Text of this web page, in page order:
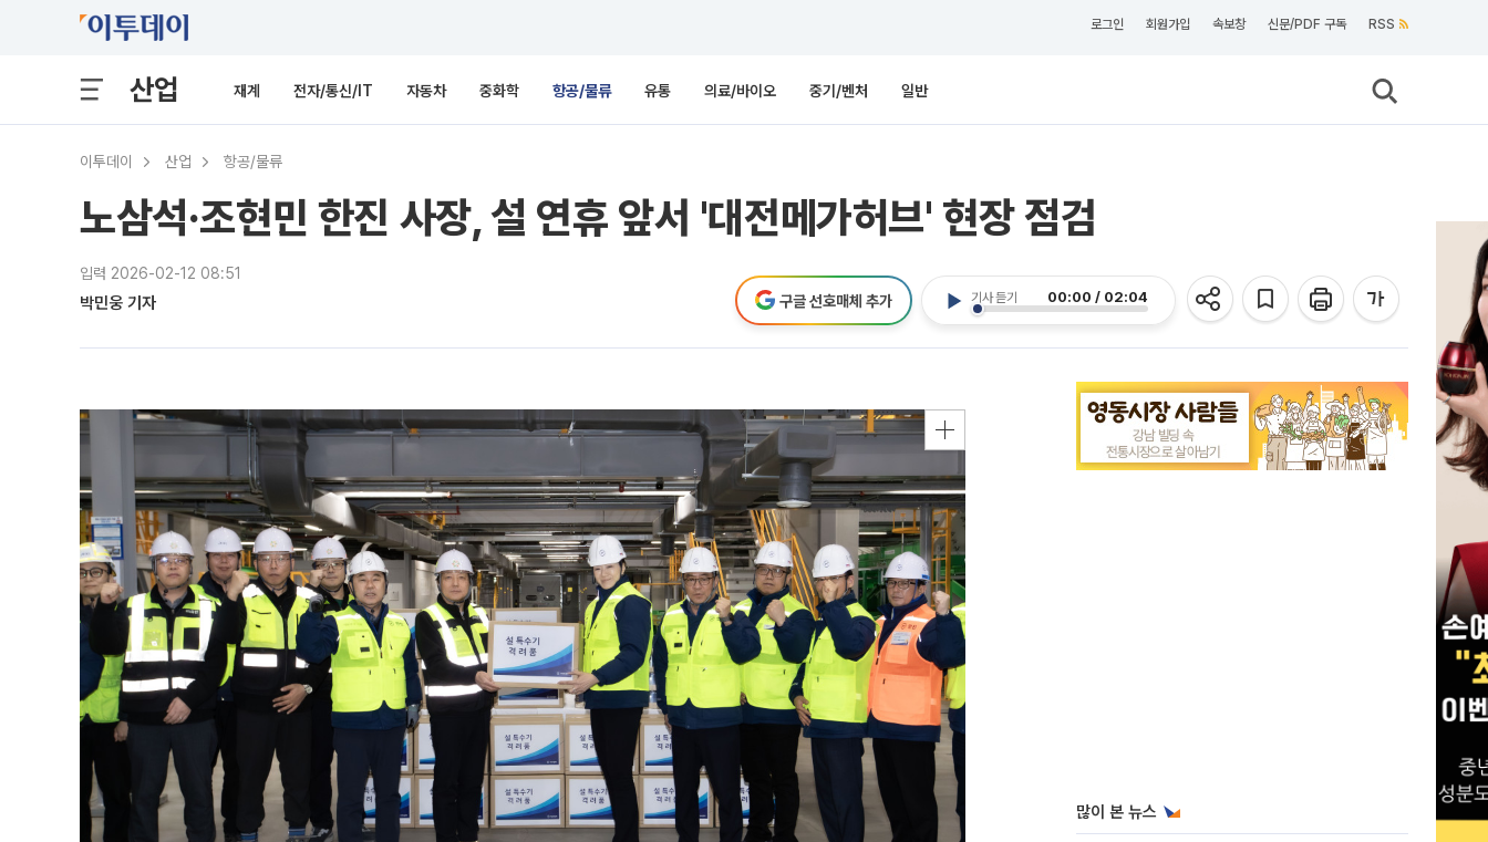
로그인 회원가입 속보창 신문/PDF 구독 RSS
산업 재계 전자/통신/IT 자동차 중화학 항공/물류 유통 의료/바이오 중기/벤처 일반
이투데이 산업 항공/물류
노삼석·조현민 한진 사장, 설 연휴 앞서 '대전메가허브' 현장 점검
입력 2026-02-12 08:51
박민웅 기자 기사 듣기 00:00 / 02:04
구글 선호매체 추가
많이 본 뉴스